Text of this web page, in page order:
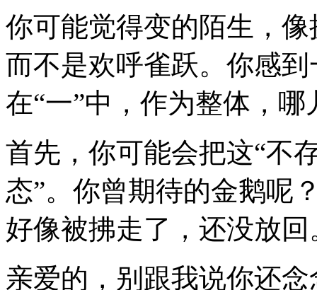
你可能觉得变的陌生，
而不是欢呼雀跃。你感
在“一”中，作为整体，
首先，你可能会把这“不
态”。你曾期待的金鹅呢
好像被拂走了，还没放回
亲爱的，别跟我说你还